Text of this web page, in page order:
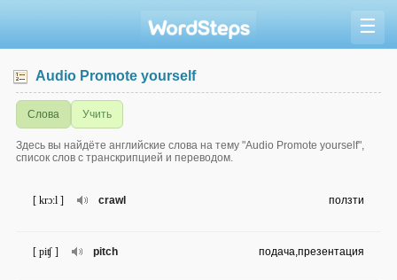
☰
Audio Promote yourself
Слова Учить
Здесь вы найдёте английские слова на тему "Audio Promote yourself",
список слов с транскрипцией и переводом.
crawl
[ krɔ:l ] ползти
pitch
[ piʧ ] подача,презентация